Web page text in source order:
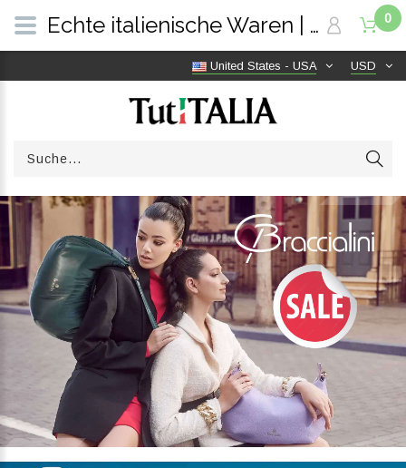
USD
United States - USA
0
Echte italienische Waren | Versandkostenfrei weltweit | TutITALIA